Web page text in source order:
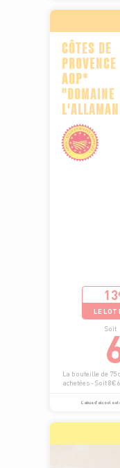
CÔTES DE
PROVENCE
AOP*
"DOMAINE
13
LE LOT
Soit
La bouteille de 75
achetées - Soit
L’abus d’alcool